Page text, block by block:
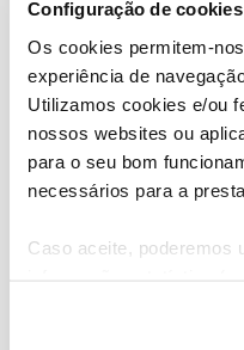
Configuração de cookies
Os cookies permitem-
experiência de
Utilizamos cookies e/ou
nossos websites ou
para o seu bom
necessários para a
Caso aceite, poderemos
funcionalidades
Descubra as